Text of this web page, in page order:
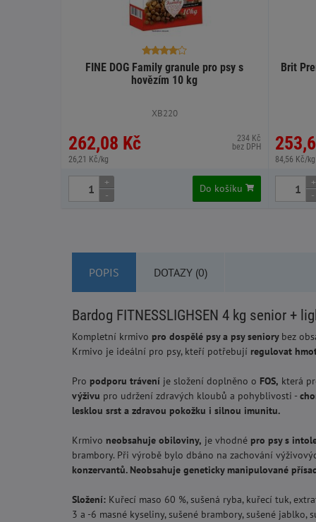
FINE DOG Family granule pro psy s
hovězím 10 kg
XB220
262,08 Kč
26,21 Kč/kg
234 Kč
bez DPH
+
-
Do košíku
Brit
84,56 Kč/kg
+
-
POPIS DOTAZY (0)
Bardog FITNESSLIGHSEN 4 kg senior +
Kompletní krmivo pro dospělé psy a psy seniory bez
Krmivo je ideální pro psy, kteří potřebují regulovat
Pro podporu trávení je složení doplněno o FOS, která
výživu pro udržení zdravých kloubů a pohyblivosti -
lesklou srst a zdravou pokožku i silnou imunitu.
Krmivo neobsahuje obiloviny, je vhodné pro psy s
brambory. Při výrobě bylo dbáno na zachování
konzervantů. Neobsahuje geneticky manipulované
Složení: Kuřecí maso 60 %, sušená ryba, kuřecí tuk,
3 a -6 masné kyseliny, sušené brambory, sušené jablko,